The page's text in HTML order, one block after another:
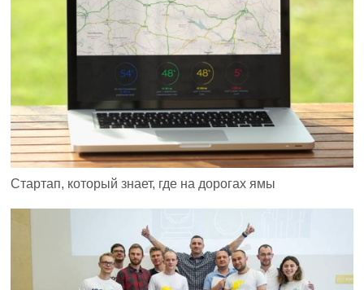
Стартап, который знает, где на дорогах ямы